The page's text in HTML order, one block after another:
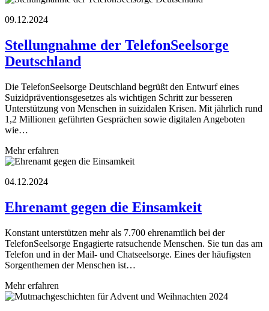
09.12.2024
Stellungnahme der TelefonSeelsorge
Deutschland
Die TelefonSeelsorge Deutschland begrüßt den Entwurf eines
Suizidpräventionsgesetzes als wichtigen Schritt zur besseren
Unterstützung von Menschen in suizidalen Krisen. Mit jährlich rund
1,2 Millionen geführten Gesprächen sowie digitalen Angeboten
wie…
Mehr erfahren
04.12.2024
Ehrenamt gegen die Einsamkeit
Konstant unterstützen mehr als 7.700 ehrenamtlich bei der
TelefonSeelsorge Engagierte ratsuchende Menschen. Sie tun das am
Telefon und in der Mail- und Chatseelsorge. Eines der häufigsten
Sorgenthemen der Menschen ist…
Mehr erfahren